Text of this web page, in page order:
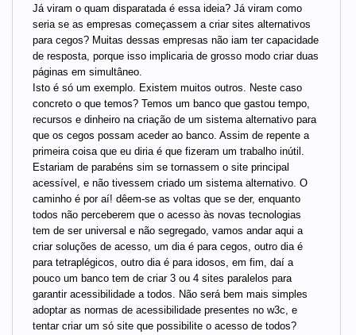
Já viram o quam disparatada é essa ideia? Já viram como
seria se as empresas começassem a criar sites alternativos
para cegos? Muitas dessas empresas não iam ter capacidade
de resposta, porque isso implicaria de grosso modo criar duas
páginas em simultâneo.
Isto é só um exemplo. Existem muitos outros. Neste caso
concreto o que temos? Temos um banco que gastou tempo,
recursos e dinheiro na criação de um sistema alternativo para
que os cegos possam aceder ao banco. Assim de repente a
primeira coisa que eu diria é que fizeram um trabalho inútil.
Estariam de parabéns sim se tornassem o site principal
acessível, e não tivessem criado um sistema alternativo. O
caminho é por aí! dêem-se as voltas que se der, enquanto
todos não perceberem que o acesso às novas tecnologias
tem de ser universal e não segregado, vamos andar aqui a
criar soluções de acesso, um dia é para cegos, outro dia é
para tetraplégicos, outro dia é para idosos, em fim, daí a
pouco um banco tem de criar 3 ou 4 sites paralelos para
garantir acessibilidade a todos. Não será bem mais simples
adoptar as normas de acessibilidade presentes no w3c, e
tentar criar um só site que possibilite o acesso de todos?